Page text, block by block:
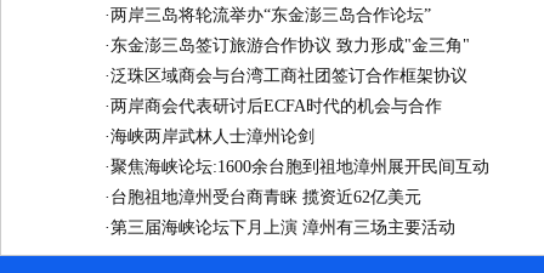
· 两岸三岛将轮流举办“东金澎三岛合作论坛”
· 东金澎三岛签订旅游合作协议 致力形成"金三角"
·泛珠区域商会与台湾工商社团签订合作框架协议
· 两岸商会代表研讨后ECFA时代的机会与合作
·海峡两岸武林人士漳州论剑
·聚焦海峡论坛:1600余台胞到祖地漳州展开民间互动
· 台胞祖地漳州受台商青睐 揽资近62亿美元
·第三届海峡论坛下月上演 漳州有三场主要活动